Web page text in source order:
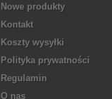
Nowe produkty
Kontakt
Koszty wysyłki
Polityka prywatności
Regulamin
O nas